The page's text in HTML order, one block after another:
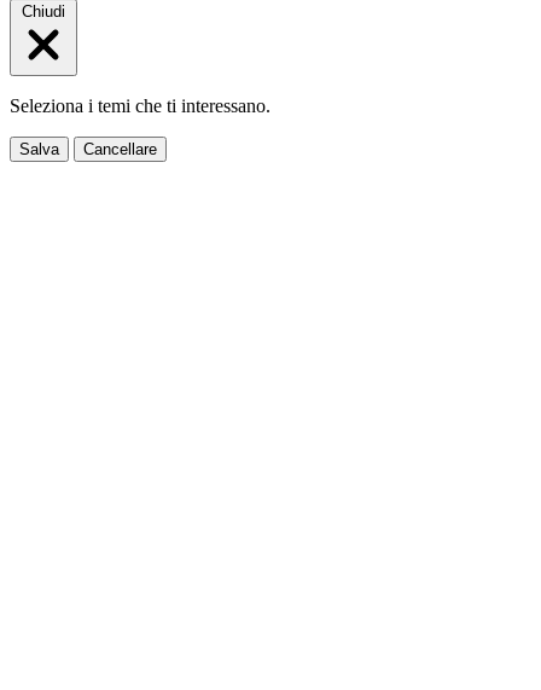
Chiudi
Seleziona i temi che ti interessano.
Salva Cancellare